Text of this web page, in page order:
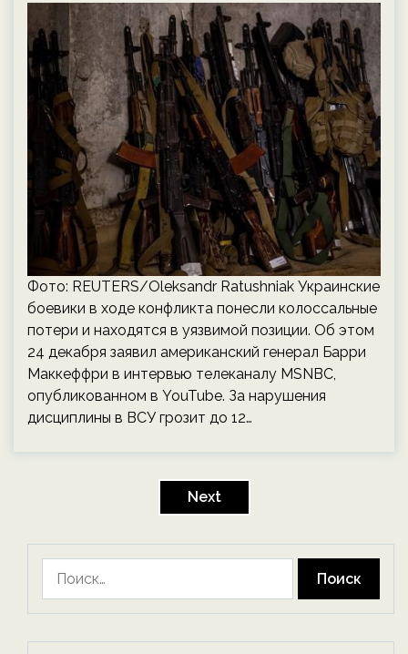
Фото: REUTERS/Oleksandr Ratushniak Украинские
боевики в ходе конфликта понесли колоссальные
потери и находятся в уязвимой позиции. Об этом
24 декабря заявил американский генерал Барри
Маккеффри в интервью телеканалу MSNBC,
опубликованном в YouTube. За нарушения
дисциплины в ВСУ грозит до 12…
Next